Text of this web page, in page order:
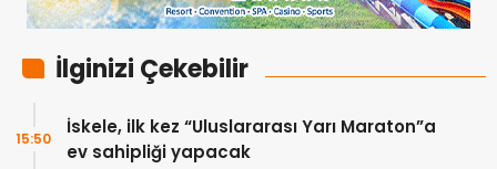
İlginizi Çekebilir
İskele, ilk kez “Uluslararası Yarı Maraton”a
ev sahipliği yapacak
15:50